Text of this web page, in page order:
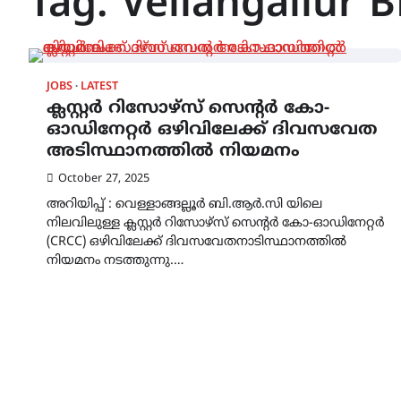
JOBS LATEST
ക്ലസ്റ്റർ റിസോഴ്സ് സെൻ്റർ കോ-
ഓഡിനേറ്റർ ഒഴിവിലേക്ക് ദിവസവേത
അടിസ്ഥാനത്തിൽ നിയമനം
October 27, 2025
അറിയിപ്പ് : വെള്ളാങ്ങല്ലൂർ ബി.ആർ.സി യിലെ
നിലവിലുള്ള ക്ലസ്റ്റർ റിസോഴ്സ് സെൻ്റർ കോ-ഓഡിനേറ്റർ
(CRCC) ഒഴിവിലേക്ക് ദിവസവേതനാടിസ്ഥാനത്തിൽ
നിയമനം നടത്തുന്നു.…